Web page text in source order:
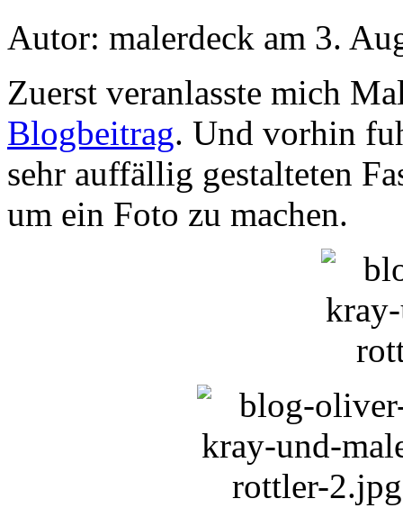
Autor: malerdeck am 3.
Zuerst veranlasste mich
Blogbeitrag. Und vorhin
sehr auffällig gestalteten
um ein Foto zu machen.